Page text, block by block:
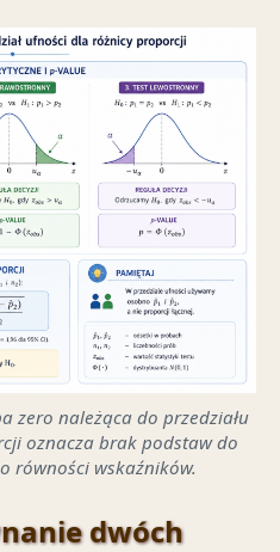
zero należąca do przedziału
oznacza brak podstaw do
równości wskaźników.
dwóch